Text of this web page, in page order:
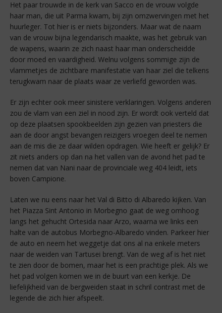
Het paar trouwde in de kerk van Sacco en de vrouw volgde
haar man, die uit Parma kwam, bij zijn omzwervingen met het
huurleger. Tot hier is er niets bijzonders. Maar wat de naam
van de vrouw bijna legendarisch maakte, was het gebruik van
de wapens, waarin ze zich naast haar man onderscheidde
door moed en vaardigheid. Welnu volgens sommige zijn de
vlammetjes de zichtbare manifestatie van haar ziel die telkens
terugkwam naar de plaats waar ze verliefd geworden was.
Er zijn echter ook meer sinistere verklaringen. Volgens anderen
zou de vlam van een ziel in nood zijn. Er wordt ook verteld dat
op deze plaatsen spookbeelden zijn gezien van priesters die
aan de door angst bevangen reizigers vroegen deel te nemen
aan de mis die ze daar wilden opdragen. Wie heeft er gelijk? Er
zit niets anders op dan na het vallen van de avond het pad te
nemen dat van Nani naar de provinciale weg 404 leidt, iets
boven Campione.
Laten we nu eens naar het Val di Bitto di Albaredo kijken. Van
het Piazza Sint Antonio in Morbegno gaat de weg omhoog
langs het gehucht Ortesida naar Arzo, waarna we links een
halte van de autobus Morbegno-Albaredo vinden. Parkeer hier
de auto en neem het weggetje dat ons al na enkele meters
naar de weiden van Tartusei brengt. Van de weg af is het niet
te zien door de bomen, maar het is een prachtige plek. Als we
het pad volgen komen we in de buurt van een kerkje. De
liefelijkheid van de bergweiden staat in schril contrast met de
legende die zich hier afspeelt.